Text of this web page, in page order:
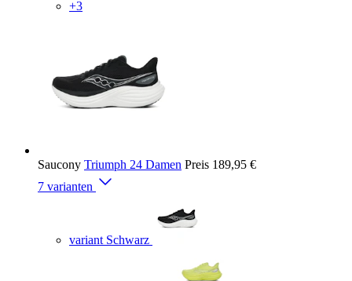
+3
Saucony Triumph 24 Damen Preis 189,95 €
7 varianten
variant Schwarz